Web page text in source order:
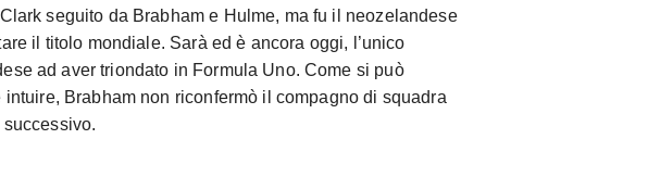
seguito da Brabham e Hulme, ma fu il neozelandese
il titolo mondiale. Sarà ed è ancora oggi, l’unico
ad aver triondato in Formula Uno. Come si può
intuire, Brabham non riconfermò il compagno di squadra
successivo.